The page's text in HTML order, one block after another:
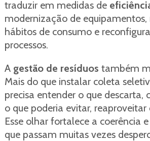
traduzir em medidas de
modernização de equipamentos,
hábitos de consumo e
processos.
A gestão de resíduos também
Mais do que instalar coleta
precisa entender o que descarta,
o que poderia evitar, reaproveitar
Esse olhar fortalece a coerência
que passam muitas vezes